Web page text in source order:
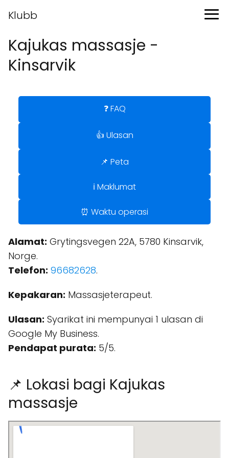
Klubb
Kajukas massasje -
Kinsarvik
❓ FAQ
👍 Ulasan
📌 Peta
ℹ️ Maklumat
⏰ Waktu operasi
Alamat: Grytingsvegen 22A, 5780 Kinsarvik,
Norge.
Telefon: 96682628.
Kepakaran: Massasjeterapeut.
Ulasan: Syarikat ini mempunyai 1 ulasan di
Google My Business.
Pendapat purata: 5/5.
📌 Lokasi bagi Kajukas
massasje